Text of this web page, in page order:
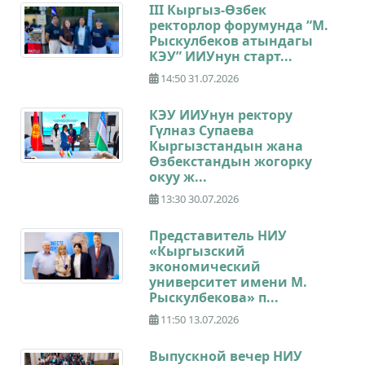
III Кыргыз-Өзбек
ректорлор форумунда “М.
Рыскулбеков атындагы
КЭУ” ИИУнун старт...
14:50 31.07.2026
КЭУ ИИУнун ректору
Гүлназ Супаева
Кыргызстандын жана
Өзбекстандын жогорку
окуу ж...
13:30 30.07.2026
Представитель НИУ
«Кыргызский
экономический
университет имени М.
Рыскулбекова» п...
11:50 13.07.2026
Выпускной вечер НИУ